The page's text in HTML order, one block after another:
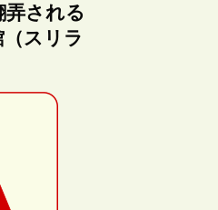
弄される
スリラ